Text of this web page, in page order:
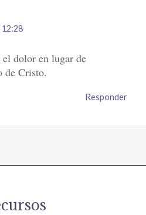
12:28
dolor en lugar de
de Cristo.
Responder